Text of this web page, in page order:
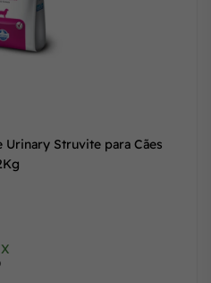
Urinary Struvite para Cães